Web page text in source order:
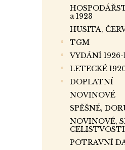
a 1923
HUSITA,
TGM
VYDÁNÍ 1926-
LETECKÉ
DOPLATNÍ
NOVINOVÉ
SPĚŠNÉ,
NOVINOVÉ,
CELISTVOSTI
POTRAVNÍ